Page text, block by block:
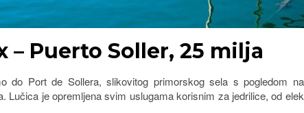
– Puerto Soller, 25 milja
do Port de Sollera, slikovitog primorskog sela s pogledom
Lučica je opremljena svim uslugama korisnim za jedrilice, od